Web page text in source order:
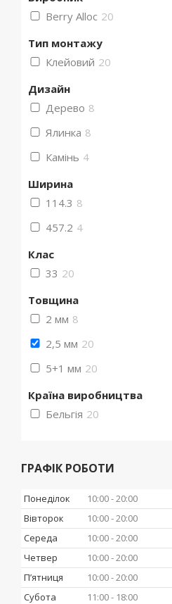
Berry Alloc 20
Тип монтажу
Клейовий 20
Дизайн
Дерево 8
Ялинка 8
Камінь 4
Ширина
114.3 8
457.2 4
Клас
33 20
Товщина
2 мм 8
2,5 мм 20
5+1 мм 20
Країна виробництва
Бельгія 20
ГРАФІК РОБОТИ
Понеділок 10:00 20:00
Вівторок
10:00 20:00
Середа
10:00 20:00
Четвер
10:00 20:00
Пʼятниця
10:00 20:00
Субота
11:00
18:00